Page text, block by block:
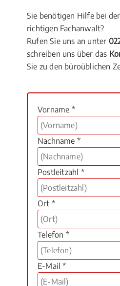
Sie benötigen Hilfe bei
richtigen Fachanwalt?
Rufen Sie uns an unter
schreiben uns über das
Sie zu den büroüblichen
Vorname *
Nachname *
Postleitzahl *
Ort *
Telefon *
E-Mail *